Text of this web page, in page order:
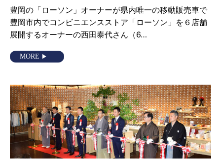
豊岡の「ローソン」オーナーが県内唯一の移動販売車で
豊岡市内でコンビニエンスストア「ローソン」を６店舗
展開するオーナーの西田泰代さん（6…
MORE